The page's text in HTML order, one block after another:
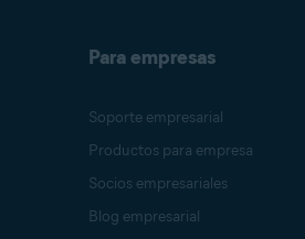
Para empresas
Soporte empresarial
Productos para empresa
Socios empresariales
Blog empresarial